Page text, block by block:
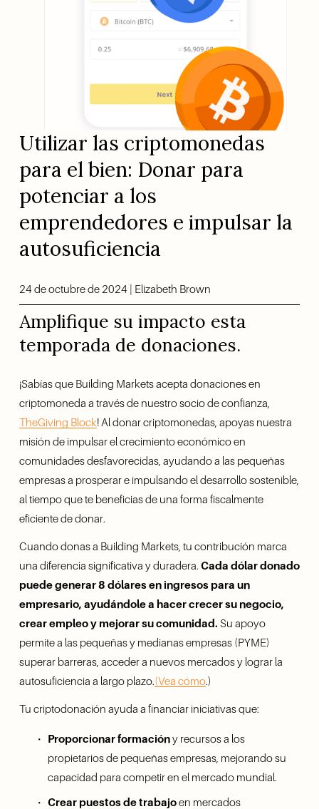
Utilizar las criptomonedas
para el bien: Donar para
potenciar a los
emprendedores e impulsar la
autosuficiencia
24 de octubre de 2024 | Elizabeth Brown
Amplifique su impacto esta
temporada de donaciones.
¡Sabías que Building Markets acepta donaciones en
TheGiving Block! Al donar criptomonedas, apoyas nuestra
misión de impulsar el crecimiento económico en
comunidades desfavorecidas, ayudando a las pequeñas
empresas a prosperar e impulsando el desarrollo sostenible,
al tiempo que te beneficias de una forma fiscalmente
eficiente de donar.
Cuando donas a Building Markets, tu contribución marca
una diferencia significativa y duradera. Cada dólar donado
puede generar 8 dólares en ingresos para un
empresario, ayudándole a hacer crecer su negocio,
crear empleo y mejorar su comunidad. Su apoyo
permite a las pequeñas y medianas empresas (PYME)
superar barreras, acceder a nuevos mercados y lograr la
autosuficiencia a largo plazo.(Vea cómo.)
Tu criptodonación ayuda a financiar iniciativas que:
Proporcionar formación y recursos a los
propietarios de pequeñas empresas, mejorando su
capacidad para competir en el mercado mundial.
Crear puestos de trabajo en mercados